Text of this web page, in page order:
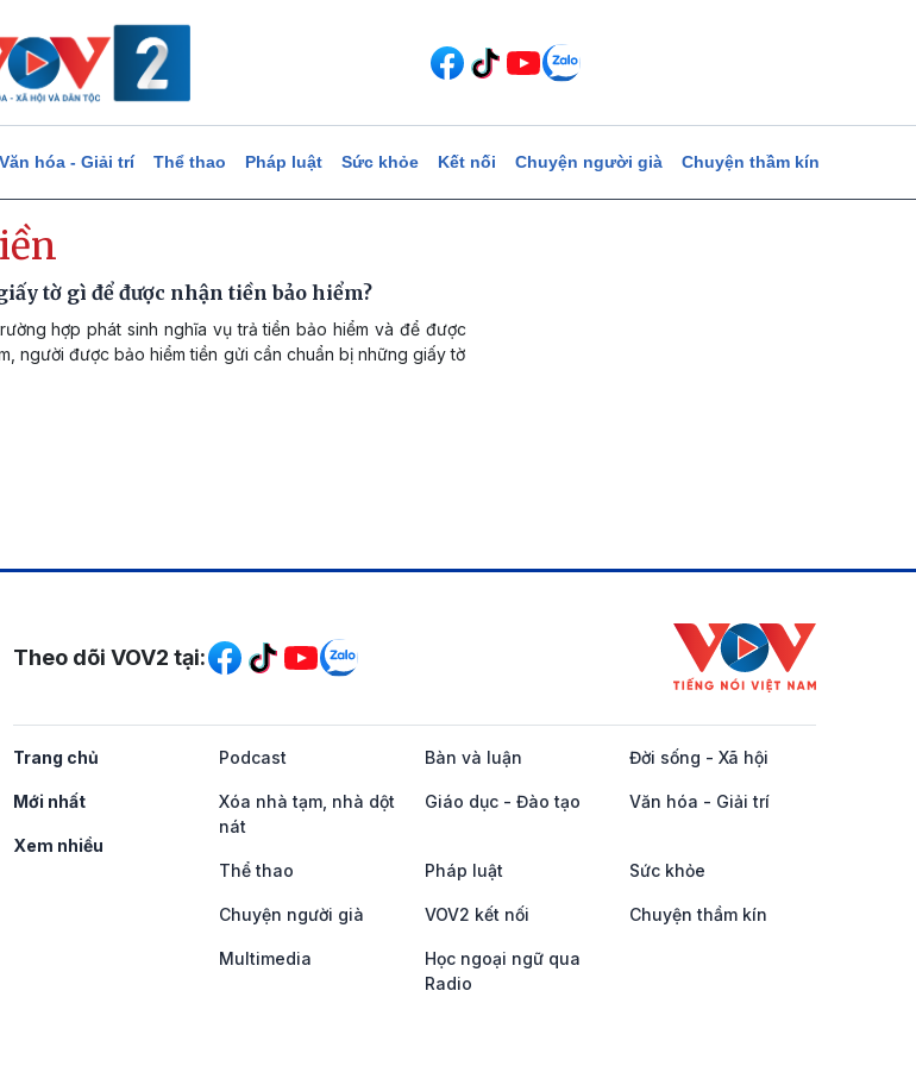
Văn hóa - Giải trí Thể thao Pháp luật Sức khỏe Kết nối Chuyện người già Chuyện thầm kín
tờ gì để được nhận tiền bảo hiểm?
hợp phát sinh nghĩa vụ trả tiền bảo hiểm và để được
người được bảo hiểm tiền gửi cần chuẩn bị những giấy tờ
Mạng xã hội
Theo dõi VOV2 tại:
Trang chủ
Mới nhất
Xem nhiều
Podcast Bàn và luận Đời sống - Xã hội
Xóa nhà tạm, nhà dột
nát
Giáo dục - Đào tạo Văn hóa - Giải trí
Thể thao Pháp luật Sức khỏe
Chuyện người già VOV2 kết nối Chuyện thầm kín
Multimedia
Học ngoại ngữ qua
Radio